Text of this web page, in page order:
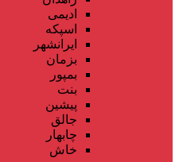
ادیمی
اسپکه
ایرانشهر
بزمان
بمپور
بنت
پیشین
جالق
چابهار
خاش